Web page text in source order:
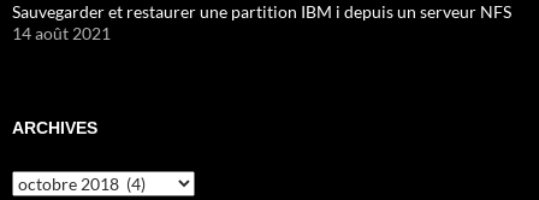
Sauvegarder et restaurer une partition IBM i depuis un serveur NFS
14 août 2021
ARCHIVES
Archives